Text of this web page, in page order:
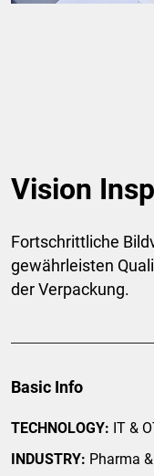
Vision
Fortschrittliche
gewährleisten
der Verpackung.
Basic Info
TECHNOLOGY: IT &
INDUSTRY: Pharma